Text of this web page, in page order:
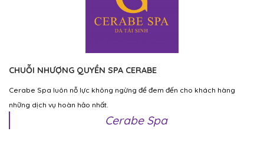
CHUỖI NHƯỢNG QUYỀN SPA CERABE
Cerabe Spa luôn nỗ lực không ngừng để đem đến cho khách hàng
những dịch vụ hoàn hảo nhất.
Cerabe Spa